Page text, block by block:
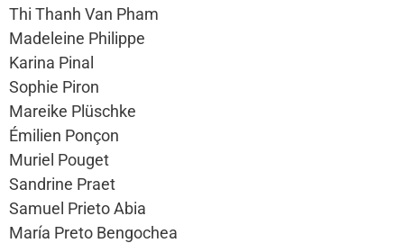
Thi Thanh Van Pham
Madeleine Philippe
Karina Pinal
Sophie Piron
Mareike Plüschke
Émilien Ponçon
Muriel Pouget
Sandrine Praet
Samuel Prieto Abia
María Preto Bengochea